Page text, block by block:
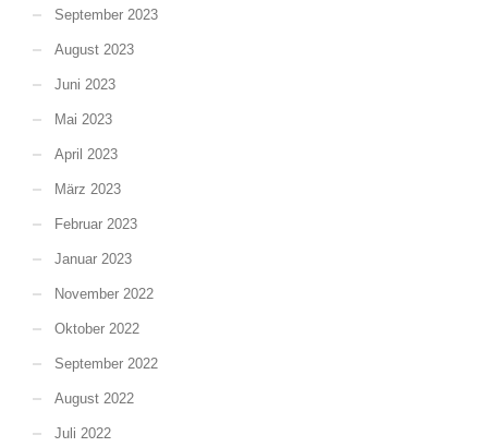
September 2023
August 2023
Juni 2023
Mai 2023
April 2023
März 2023
Februar 2023
Januar 2023
November 2022
Oktober 2022
September 2022
August 2022
Juli 2022